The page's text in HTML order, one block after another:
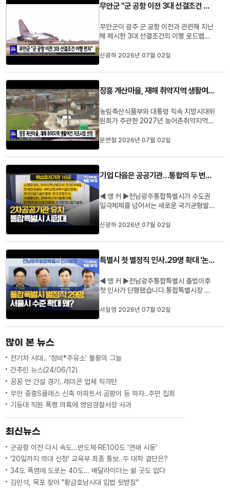
도 확대해, 연륙교가 없는 섬...
무안군 "군 공항 이전 3대 선결조건 이행 먼저"
무안군이 광주 군 공항 이전과 관련해 지난
해 제시한 3대 선결조건의 이행 로드맵을
했습니다.무안군은 광주 민간공항의 무안
1조 원 규모 지원, 국가 차원의 인센티브 제
선결조건이 가시화되면 국...
신광하 2026년 07월 02일
장흥 계산마을, 재해 취약지역 생활여건 개조사업 선정
농림축산식품부와 대통령 직속 지방시대위
원회가 주관한 2027년 농어촌취약지역
계산마을이 선정됐습니다.이에 따라 국비
예방시설 정비와 마을안길 개선, 노후주택
하는 사업이 앞으로 4년 동안 추...
문연철 2026년 07월 02일
기업 다음은 공공기관…통합의 두 번째 승부
◀ 앵 커 ▶전남광주통합특별시가 수도권
일극체제를 넘어서는 새로운 국가균형발전
터 투자 계획이 통합특별시의 첫 성과라면,
되고 있습니다.신광하 기자의 보도 입니
호남반도체 클러스터 투자발표는 ...
신광하 2026년 07월 02일
특별시 첫 별정직 인사..29명 확대 '논란'도
◀ 앵 커 ▶전남광주통합특별시 출범이후
첫 인사가 단행됐습니다.통합특별시장 직
관급으로 발령되는 등 직급도 상승했습니
직 인사로 꾸려졌는데, 일부 논란도 나옵니
서일영 2026년 07월 02일
많이 본 뉴스
전기차 시대.. '정비*주유소' 불황의 그늘
간추린 뉴스(24/06/12)
꽁꽁 언 건설 경기..레미콘 업체 직격탄
무안 중흥S클래스 신축 아파트서 곰팡이 등 하자..주민 집회
기동대 직원 폭행 의혹에 영암경찰서장 사과
최신뉴스
군공항 이전 다시 속도…반도체·RE100도 '연쇄 시동'
'20일까지 의대 신청' 교육부 최종 통보..두 대학 결단은?
34도 폭염에 도로는 40도… 배달라이더는 쉴 곳도 없다
김민석, 목포 찾아 "황금호남시대 입법 뒷받침"